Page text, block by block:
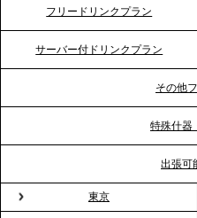
プレスリリースのご案内
テーブル、横浜事務所を
ビス提供体制を強化し、
TBS「Nスタ」で、
ドブルが紹介されました
フリードリンクプラン
サーバー付ドリンクプラン
その他
特殊什器
出張可
東京